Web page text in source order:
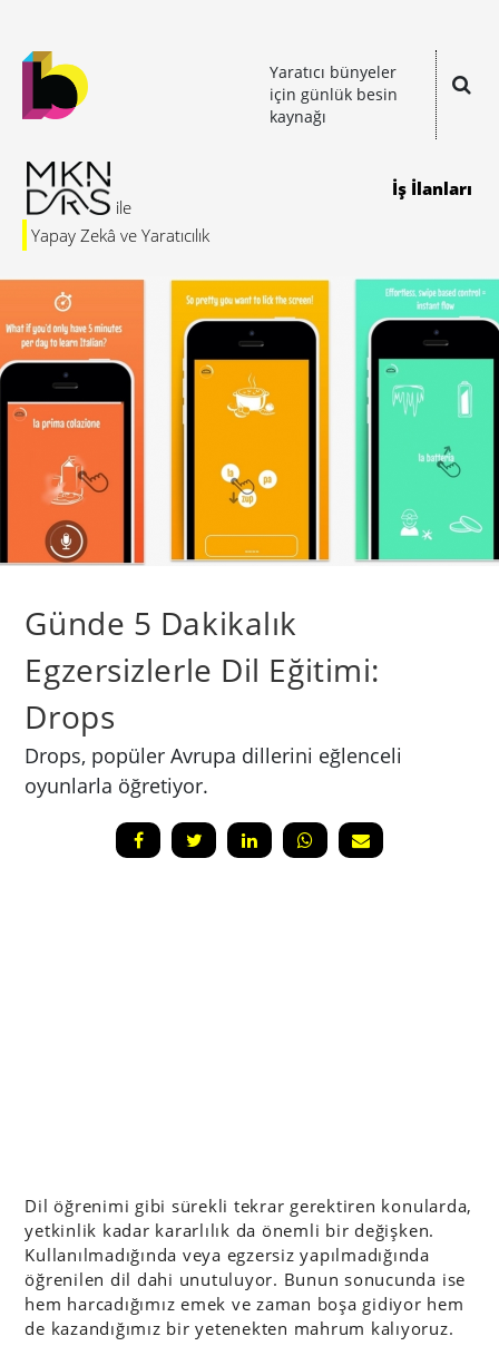
Yaratıcı bünyeler
için günlük besin
kaynağı
Yapay Zekâ ve Yaratıcılık
İş İlanları
Günde 5 Dakikalık
Egzersizlerle Dil Eğitimi:
Drops
Drops, popüler Avrupa dillerini eğlenceli
oyunlarla öğretiyor.
Dil öğrenimi gibi sürekli tekrar gerektiren konularda,
yetkinlik kadar kararlılık da önemli bir değişken.
Kullanılmadığında veya egzersiz yapılmadığında
öğrenilen dil dahi unutuluyor. Bunun sonucunda ise
hem harcadığımız emek ve zaman boşa gidiyor hem
de kazandığımız bir yetenekten mahrum kalıyoruz.